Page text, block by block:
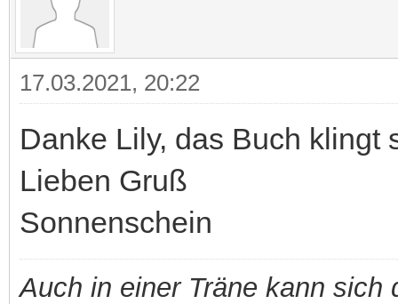
17.03.2021, 20:22
Danke Lily, das Buch klingt
Lieben Gruß
Sonnenschein
Auch in einer Träne kann sich